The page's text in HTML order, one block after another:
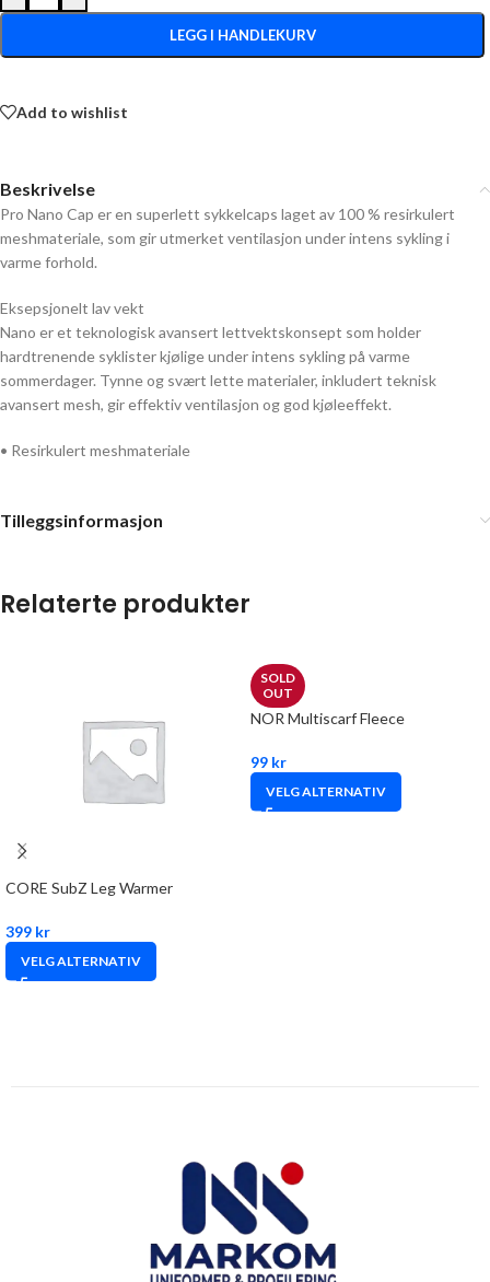
LEGG I HANDLEKURV
Add to wishlist
Beskrivelse
Pro Nano Cap er en superlett sykkelcaps laget av 100 % resirkulert
meshmateriale, som gir utmerket ventilasjon under intens sykling i
varme forhold.
Eksepsjonelt lav vekt
Nano er et teknologisk avansert lettvektskonsept som holder
hardtrenende syklister kjølige under intens sykling på varme
sommerdager. Tynne og svært lette materialer, inkludert teknisk
avansert mesh, gir effektiv ventilasjon og god kjøleeffekt.
• Resirkulert meshmateriale
Tilleggsinformasjon
Relaterte produkter
CORE SubZ Leg Warmer
399 kr
VELG ALTERNATIV
SOLD
OUT
NOR Multiscarf Fleece
99 kr
VELG ALTERNATIV